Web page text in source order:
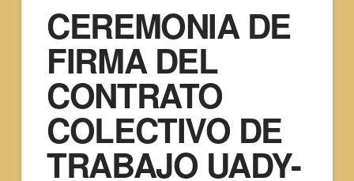
CEREMONIA DE
FIRMA DEL
CONTRATO
COLECTIVO DE
TRABAJO UADY-